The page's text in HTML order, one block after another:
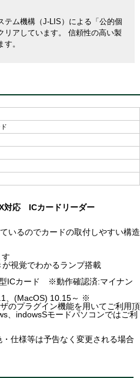
テム機構（J-LIS）による「公的個
リアしています。 信頼性の高い製
。
対応 ICカードリーダー
いるのでカードの取付しやすい構造
視覚でわかるランプ搭載
ICカード ※動作確認済:マイナン
、(MacOS) 10.15～ ※
のプラグイン機能を用いてご利用頂
、indowsSモードパソコンではご利
仕様等は予告なく変更される場合